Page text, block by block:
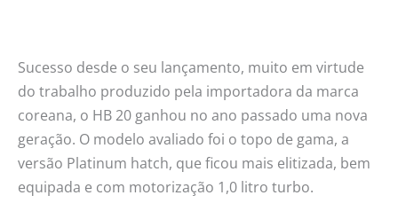
Sucesso desde o seu lançamento, muito em virtude
do trabalho produzido pela importadora da marca
coreana, o HB 20 ganhou no ano passado uma nova
geração. O modelo avaliado foi o topo de gama, a
versão Platinum hatch, que ficou mais elitizada, bem
equipada e com motorização 1,0 litro turbo.
e
econômico